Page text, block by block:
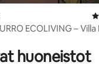
4,94/5, 158 arvostelua
ECOLIVING –
huoneistot